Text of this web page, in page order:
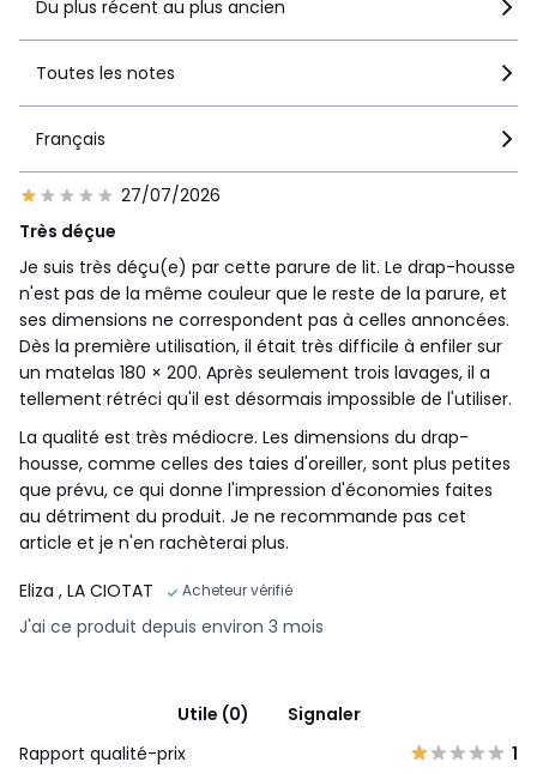
Du plus récent au plus ancien
Toutes les notes
Français
27/07/2026
Très déçue
Je suis très déçu(e) par cette parure de lit. Le drap-housse
n'est pas de la même couleur que le reste de la parure, et
ses dimensions ne correspondent pas à celles annoncées.
Dès la première utilisation, il était très difficile à enfiler sur
un matelas 180 × 200. Après seulement trois lavages, il a
tellement rétréci qu'il est désormais impossible de l'utiliser.
La qualité est très médiocre. Les dimensions du drap-
housse, comme celles des taies d'oreiller, sont plus petites
que prévu, ce qui donne l'impression d'économies faites
au détriment du produit. Je ne recommande pas cet
article et je n'en rachèterai plus.
Eliza , LA CIOTAT Acheteur vérifié
J'ai ce produit depuis environ 3 mois
Utile (0)
Signaler
Rapport qualité-prix
1